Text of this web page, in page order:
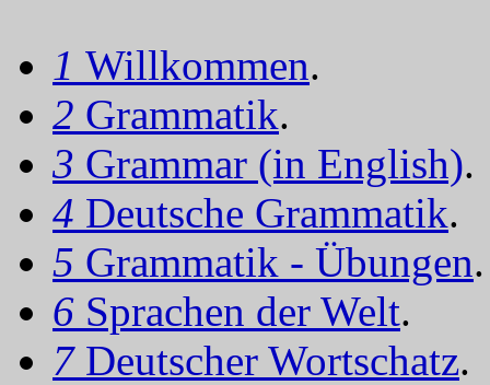
1 Willkommen.
2 Grammatik.
3 Grammar (in English).
4 Deutsche Grammatik.
5 Grammatik - Übungen.
6 Sprachen der Welt.
7 Deutscher Wortschatz.